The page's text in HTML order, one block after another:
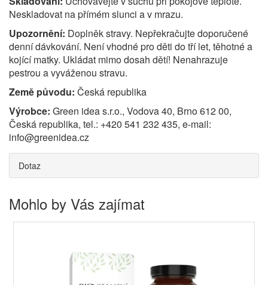
Neskladovat na přímém slunci a v mrazu.
Upozornění: Doplněk stravy. Nepřekračujte doporučené
denní dávkování. Není vhodné pro děti do tří let, těhotné a
kojící matky. Ukládat mimo dosah dětí! Nenahrazuje
pestrou a vyváženou stravu.
Země původu: Česká republika
Výrobce: Green idea s.r.o., Vodova 40, Brno 612 00,
Česká republika, tel.: +420 541 232 435, e-mail:
info@greenidea.cz
Dotaz
Mohlo by Vás zajímat